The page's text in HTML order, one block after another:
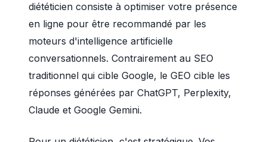
diététicien consiste à optimiser votre présence
en ligne pour être recommandé par les
moteurs d'intelligence artificielle
conversationnels. Contrairement au SEO
traditionnel qui cible Google, le GEO cible les
réponses générées par ChatGPT, Perplexity,
Claude et Google Gemini.